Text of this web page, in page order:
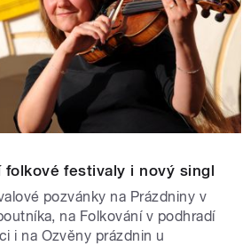
folkové festivaly i nový singl
pozvánky na Prázdniny v
na Folkování v podhradí
i na Ozvěny prázdnin u